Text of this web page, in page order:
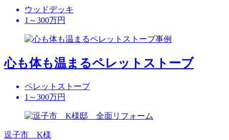
ウッドデッキ
1～300万円
心も体も温まるペレットストーブ
ペレットストーブ
1～300万円
逗子市 K様